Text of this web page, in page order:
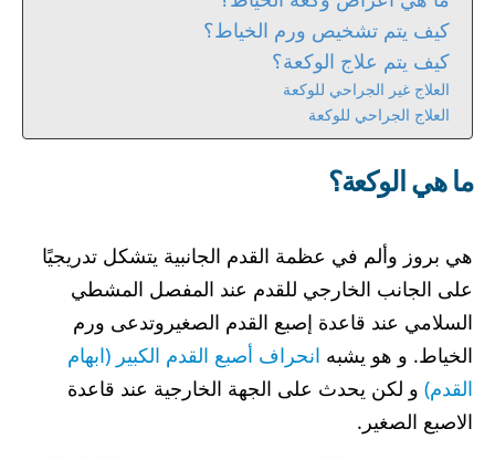
كيف يتم تشخيص ورم الخياط؟
كيف يتم علاج الوكعة؟
العلاج غير الجراحي للوكعة
العلاج الجراحي للوكعة
ما هي الوكعة؟
هي بروز وألم في عظمة القدم الجانبية يتشكل تدريجيًا
على الجانب الخارجي للقدم عند المفصل المشطي
السلامي عند قاعدة إصبع القدم الصغيروتدعى ورم
الخياط. و هو يشبه انحراف أصبع القدم الكبير (ابهام
القدم) و لكن يحدث على الجهة الخارجية عند قاعدة
الاصبع الصغير.